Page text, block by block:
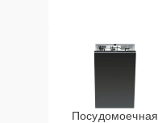
Посудомоечная